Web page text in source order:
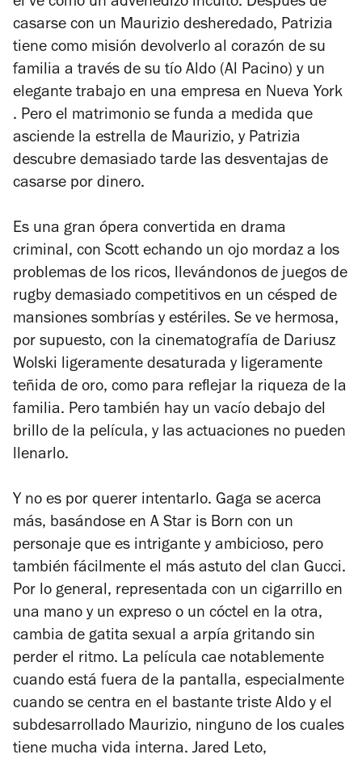
casarse con un Maurizio desheredado, Patrizia
tiene como misión devolverlo al corazón de su
familia a través de su tío Aldo (Al Pacino) y un
elegante trabajo en una empresa en Nueva York
. Pero el matrimonio se funda a medida que
asciende la estrella de Maurizio, y Patrizia
descubre demasiado tarde las desventajas de
casarse por dinero.
Es una gran ópera convertida en drama
criminal, con Scott echando un ojo mordaz a los
problemas de los ricos, llevándonos de juegos de
rugby demasiado competitivos en un césped de
mansiones sombrías y estériles. Se ve hermosa,
por supuesto, con la cinematografía de Dariusz
Wolski ligeramente desaturada y ligeramente
teñida de oro, como para reflejar la riqueza de la
familia. Pero también hay un vacío debajo del
brillo de la película, y las actuaciones no pueden
llenarlo.
Y no es por querer intentarlo. Gaga se acerca
más, basándose en A Star is Born con un
personaje que es intrigante y ambicioso, pero
también fácilmente el más astuto del clan Gucci.
Por lo general, representada con un cigarrillo en
una mano y un expreso o un cóctel en la otra,
cambia de gatita sexual a arpía gritando sin
perder el ritmo. La película cae notablemente
cuando está fuera de la pantalla, especialmente
cuando se centra en el bastante triste Aldo y el
subdesarrollado Maurizio, ninguno de los cuales
tiene mucha vida interna. Jared Leto,